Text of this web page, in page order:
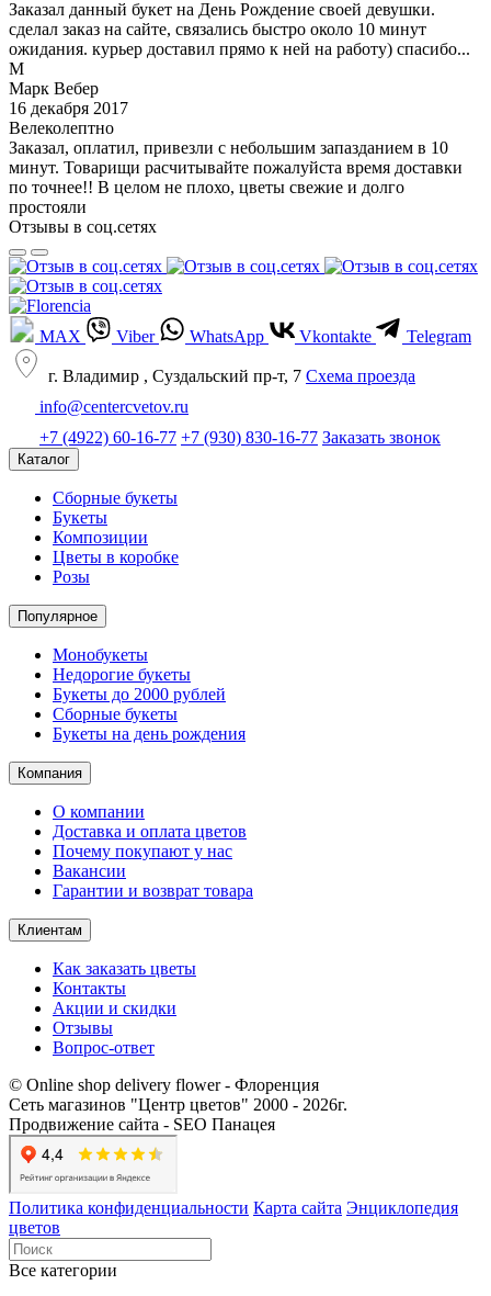
Заказал данный букет на День Рождение своей девушки.
сделал заказ на сайте, связались быстро около 10 минут
ожидания. курьер доставил прямо к ней на работу) спасибо...
М
Марк Вебер
16 декабря 2017
Велеколептно
Заказал, оплатил, привезли с небольшим запазданием в 10
минут. Товарищи расчитывайте пожалуйста время доставки
по точнее!! В целом не плохо, цветы свежие и долго
простояли
Отзывы в соц.сетях
MAX Viber WhatsApp Vkontakte Telegram
г. Владимир , Суздальский пр-т, 7 Cхема проезда
info@centercvetov.ru
+7 (4922) 60-16-77 +7 (930) 830-16-77 Заказать звонок
Каталог
Сборные букеты
Букеты
Композиции
Цветы в коробке
Розы
Популярное
Монобукеты
Недорогие букеты
Букеты до 2000 рублей
Сборные букеты
Букеты на день рождения
Компания
О компании
Доставка и оплата цветов
Почему покупают у нас
Вакансии
Гарантии и возврат товара
Клиентам
Как заказать цветы
Контакты​
Акции и скидки
Отзывы
Вопрос-ответ
© Online shop delivery flower - Флоренция
Сеть магазинов "Центр цветов" 2000 ‐ 2026г.
Продвижение сайта - SEO Панацея
Политика конфиденциальности Карта сайта Энциклопедия
цветов
Все категории